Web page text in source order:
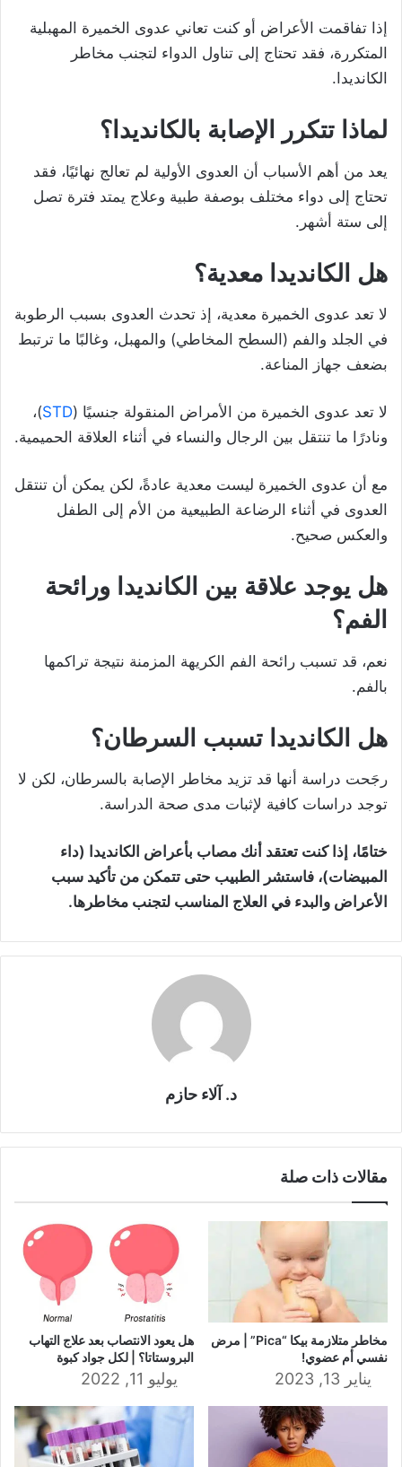
إذا تفاقمت الأعراض أو كنت تعاني عدوى الخميرة المهبلية
المتكررة، فقد تحتاج إلى تناول الدواء لتجنب مخاطر
الكانديدا.
لماذا تتكرر الإصابة بالكانديدا؟
يعد من أهم الأسباب أن العدوى الأولية لم تعالج نهائيًا، فقد
تحتاج إلى دواء مختلف بوصفة طبية وعلاج يمتد فترة تصل
إلى ستة أشهر.
هل الكانديدا معدية؟
لا تعد عدوى الخميرة معدية، إذ تحدث العدوى بسبب الرطوبة
في الجلد والفم (السطح المخاطي) والمهبل، وغالبًا ما ترتبط
بضعف جهاز المناعة.
لا تعد عدوى الخميرة من الأمراض المنقولة جنسيًا (STD)،
ونادرًا ما تنتقل بين الرجال والنساء في أثناء العلاقة الحميمية.
مع أن عدوى الخميرة ليست معدية عادةً، لكن يمكن أن تنتقل
العدوى في أثناء الرضاعة الطبيعية من الأم إلى الطفل
والعكس صحيح.
هل يوجد علاقة بين الكانديدا ورائحة
الفم؟
نعم، قد تسبب رائحة الفم الكريهة المزمنة نتيجة تراكمها
بالفم.
هل الكانديدا تسبب السرطان؟
رجَحت دراسة أنها قد تزيد مخاطر الإصابة بالسرطان، لكن لا
توجد دراسات كافية لإثبات مدى صحة الدراسة.
ختامًا، إذا كنت تعتقد أنك مصاب بأعراض الكانديدا (داء
المبيضات)، فاستشر الطبيب حتى تتمكن من تأكيد سبب
الأعراض والبدء في العلاج المناسب لتجنب مخاطرها.
د. آلاء حازم
مقالات ذات صلة
مخاطر متلازمة بيكا “Pica” | مرض
نفسي أم عضوي!
يناير 13, 2023
هل يعود الانتصاب بعد علاج التهاب
البروستاتا؟ | لكل جواد كبوة
يوليو 11, 2022